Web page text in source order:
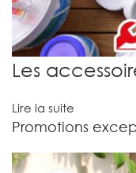
Les
Lire la suite
Promotions